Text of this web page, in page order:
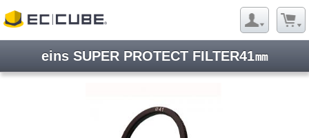
eins SUPER PROTECT FILTER41㎜